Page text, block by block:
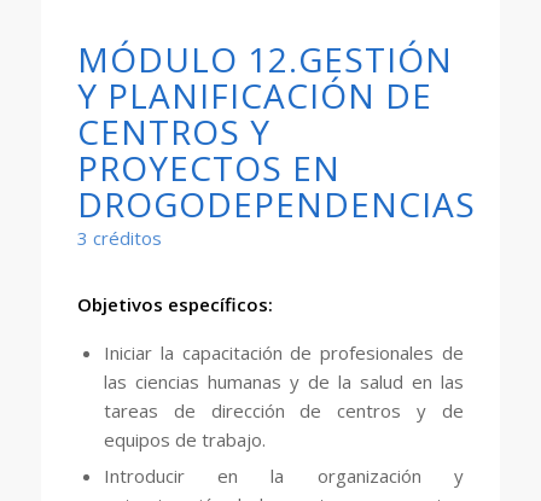
MÓDULO 12.GESTIÓN
Y PLANIFICACIÓN DE
CENTROS Y
PROYECTOS EN
DROGODEPENDENCIAS
3 créditos
Objetivos específicos:
Iniciar la capacitación de profesionales de
las ciencias humanas y de la salud en las
tareas de dirección de centros y de
equipos de trabajo.
Introducir en la organización y